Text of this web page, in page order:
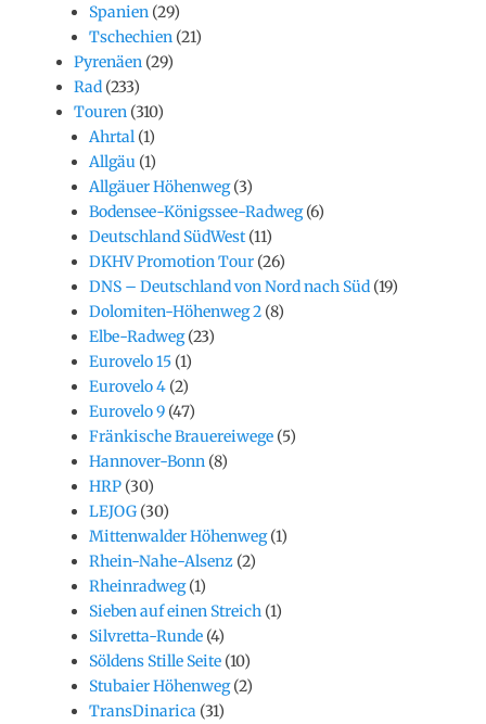
Spanien (29)
Tschechien (21)
Pyrenäen (29)
Rad (233)
Touren (310)
Ahrtal (1)
Allgäu (1)
Allgäuer Höhenweg(3)
Bodensee-Königssee-Radweg(6)
Deutschland SüdWest(11)
DKHV Promotion Tour (26)
DNS – Deutschland von Nord nach Süd (19)
Dolomiten-Höhenweg 2 (8)
Elbe-Radweg(23)
Eurovelo 15 (1)
Eurovelo 4 (2)
Eurovelo 9 (47)
Fränkische Brauereiwege (5)
Hannover-Bonn (8)
HRP (30)
LEJOG (30)
Mittenwalder Höhenweg(1)
Rhein-Nahe-Alsenz (2)
Rheinradweg(1)
Sieben auf einen Streich (1)
Silvretta-Runde (4)
Söldens Stille Seite (10)
Stubaier Höhenweg(2)
TransDinarica (31)